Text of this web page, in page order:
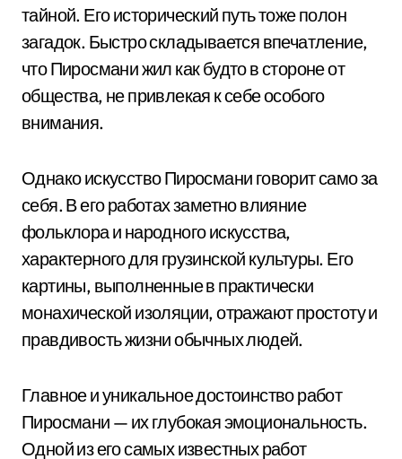
тайной. Его исторический путь тоже полон
загадок. Быстро складывается впечатление,
что Пиросмани жил как будто в стороне от
общества, не привлекая к себе особого
внимания.
Однако искусство Пиросмани говорит само за
себя. В его работах заметно влияние
фольклора и народного искусства,
характерного для грузинской культуры. Его
картины, выполненные в практически
монахической изоляции, отражают простоту и
правдивость жизни обычных людей.
Главное и уникальное достоинство работ
Пиросмани — их глубокая эмоциональность.
Одной из его самых известных работ